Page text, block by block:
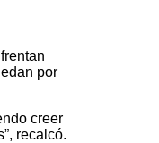
por
creer
recalcó.